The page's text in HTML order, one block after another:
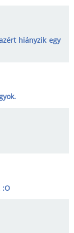
hiányzik egy
:O